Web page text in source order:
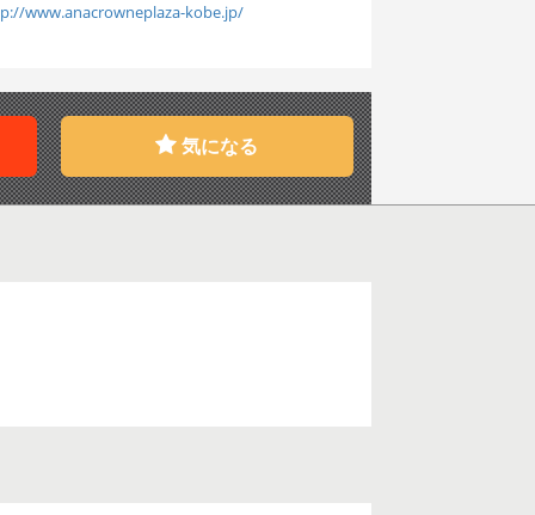
www.anacrowneplaza-kobe.jp/
気になる